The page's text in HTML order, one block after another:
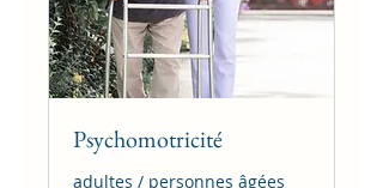
Psychomotricité
adultes / personnes âgées